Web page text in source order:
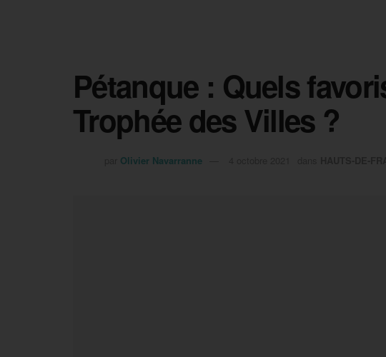
Pétanque : Quels
Trophée des Villes ?
Olivier Navarranne